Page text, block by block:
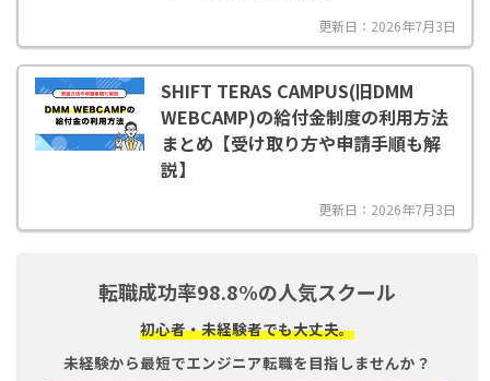
更新日：2026年7月3日
SHIFT TERAS CAMPUS(旧DMM
WEBCAMP)の給付金制度の利用方法
まとめ【受け取り方や申請手順も解
説】
更新日：2026年7月3日
転職成功率98.8%の人気スクール
初心者・未経験者でも大丈夫。
未経験から最短でエンジニア転職を目指しませんか？